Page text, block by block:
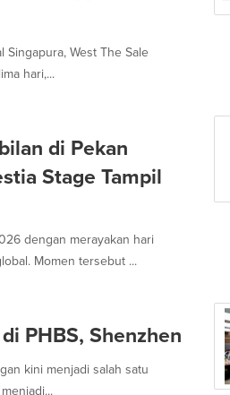
West The Sale
hari,...
di Pekan
Stage Tampil
dengan merayakan hari
Momen tersebut ...
PHBS, Shenzhen
kini menjadi salah satu